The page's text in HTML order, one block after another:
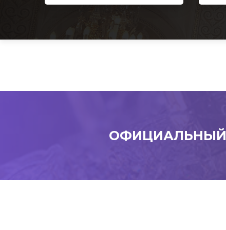
ОФИЦИАЛЬНЫЙ